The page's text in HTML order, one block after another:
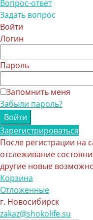
Вопрос-ответ
Задать вопрос
Войти
Логин
Пароль
Запомнить меня
Забыли пароль?
Зарегистрироваться
После регистрации на
отслеживание
другие новые
Корзина
Отложенные
г. Новосибирск
zakaz@shokolife.su